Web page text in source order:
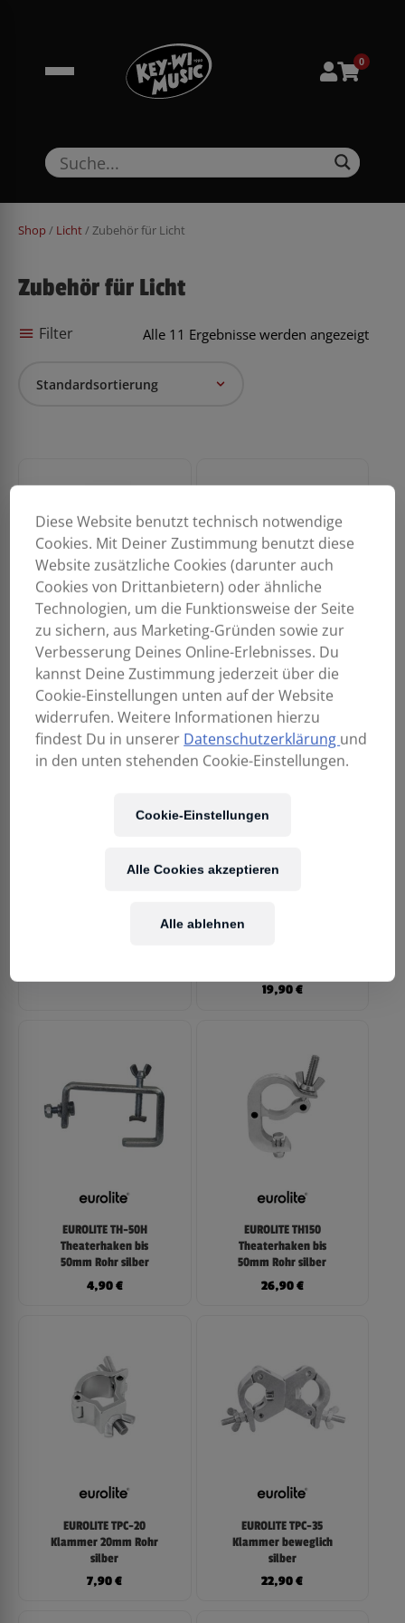
0
Shop/ Licht/ Zubehör für Licht
Zubehör für Licht
Filter Alle 11 Ergebnisse werden angezeigt
Standardsortierung
Cameo DJ FLUID 5 L
22,90€
EUROLITE LS1 Lichtstativ
69,90€
19,90€
EUROLITE TH-50H
Theaterhaken bis
50mm Rohr silber
4,90€
EUROLITE TH150
Theaterhaken bis
50mm Rohr silber
26,90€
EUROLITE TPC-20
Klammer 20mm Rohr
silber
7,90€
EUROLITE TPC-35
Klammer beweglich
silber
22,90€
Diese Website benutzt technisch notwendige
Cookies. Mit Deiner Zustimmung benutzt diese
Website zusätzliche Cookies (darunter auch
Cookies von Drittanbietern) oder ähnliche
Technologien, um die Funktionsweise der Seite
zu sichern, aus Marketing-Gründen sowie zur
Verbesserung Deines Online-Erlebnisses. Du
kannst Deine Zustimmung jederzeit über die
Cookie-Einstellungen unten auf der Website
widerrufen. Weitere Informationen hierzu
findest Du in unserer Datenschutzerklärung und
in den unten stehenden Cookie-Einstellungen.
Cookie-Einstellungen
Alle ablehnen
Alle Cookies akzeptieren